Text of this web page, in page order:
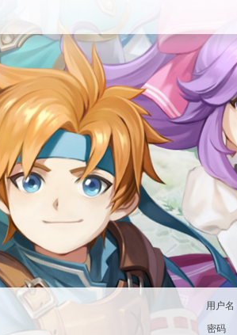
用户名
密码